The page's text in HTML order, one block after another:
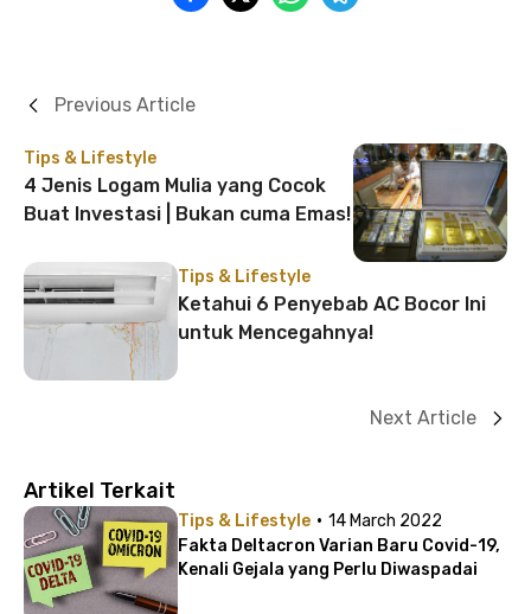
Tips & Lifestyle
4 Jenis Logam Mulia yang Cocok
Buat Investasi | Bukan cuma Emas!
Previous Article
Tips & Lifestyle
Ketahui 6 Penyebab AC Bocor Ini
untuk Mencegahnya!
Next Article
Artikel Terkait
Tips & Lifestyle · 14 March 2022
Fakta Deltacron Varian Baru Covid-19,
Kenali Gejala yang Perlu Diwaspadai